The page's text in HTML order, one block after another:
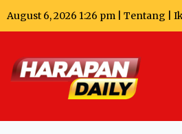
August 6, 2026 1:26 pm | Tentang